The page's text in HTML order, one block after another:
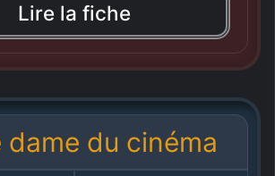
Lire la fiche
dame du cinéma